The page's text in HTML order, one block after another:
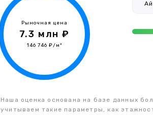
Рыночная цена
7.3 млн ₽
146 746 ₽/м²
Наша оценка основана на базе данных
учитываем такие параметры, как